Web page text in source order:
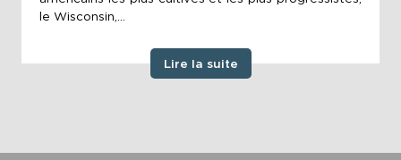
le Wisconsin,...
Lire la suite